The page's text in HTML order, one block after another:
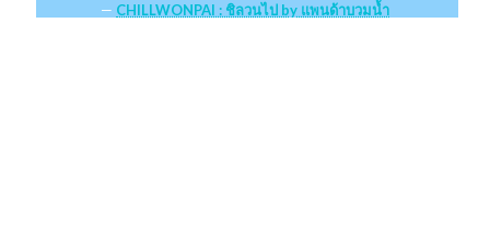
CHILLWONPAI : ชิลวนไป by แพนด้าบวมน้ำ